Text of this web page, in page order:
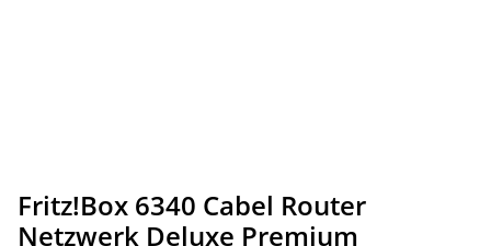
Fritz!Box 6340 Cabel Router
Netzwerk Deluxe Premium